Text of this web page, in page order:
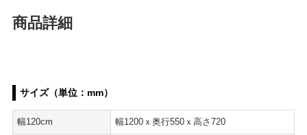
商品詳細
サイズ（単位：mm）
幅120cm 幅1200ｘ奥行550ｘ高さ720